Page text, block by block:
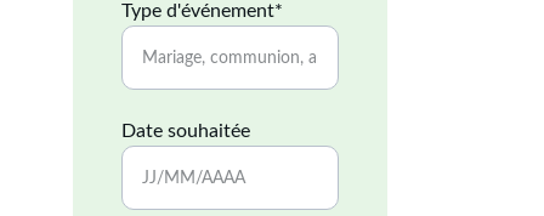
Type d'événement*
Date souhaitée